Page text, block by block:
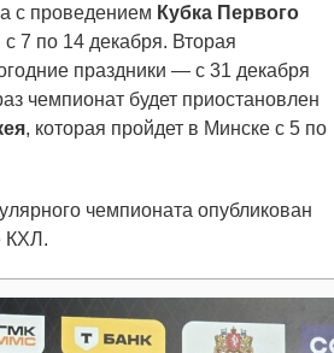
с проведением Кубка Первого
с 7 по 14 декабря. Вторая
праздники — с 31 декабря
чемпионат будет приостановлен
, которая пройдет в Минске с 5 по
чемпионата опубликован
КХЛ.